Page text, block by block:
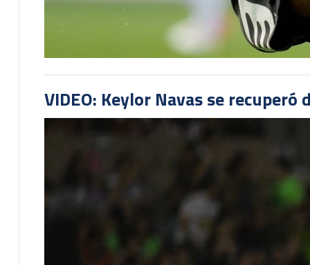
VIDEO: Keylor Navas se